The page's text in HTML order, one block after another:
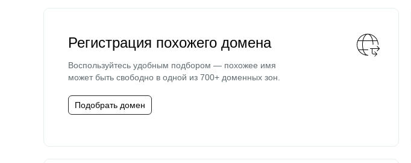
Регистрация похожего домена
Воспользуйтесь удобным подбором — похожее имя
может быть свободно в одной из 700+ доменных зон.
Подобрать домен